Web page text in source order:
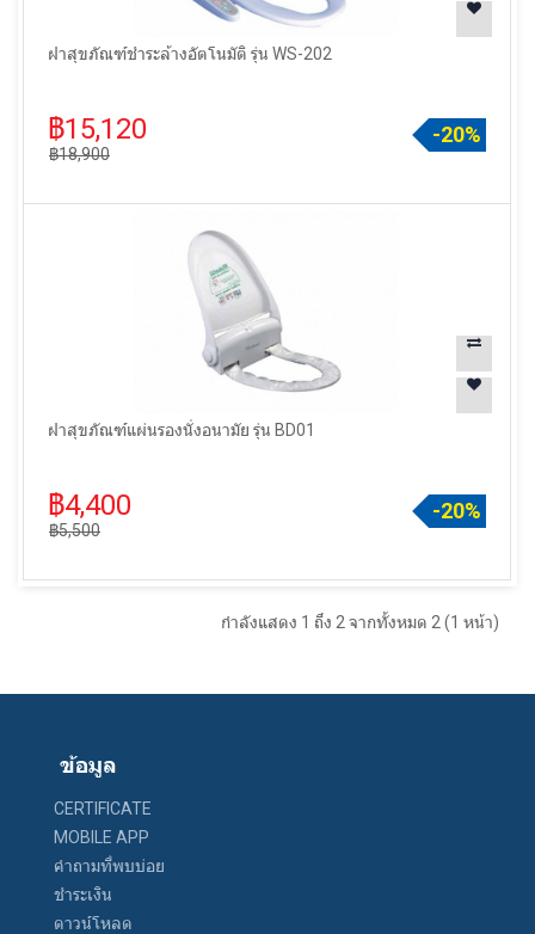
ฝาสุขภัณฑ์ชำระล้างอัตโนมัติ รุ่น WS-202
฿15,120
฿18,900
-20%
ฝาสุขภัณฑ์แผ่นรองนั่งอนามัย รุ่น BD01
฿4,400
฿5,500
-20%
กำลังแสดง 1 ถึง 2 จากทั้งหมด 2 (1 หน้า)
ข้อมูล
CERTIFICATE
MOBILE APP
คำถามที่พบบ่อย
ชำระเงิน
ดาวน์โหลด